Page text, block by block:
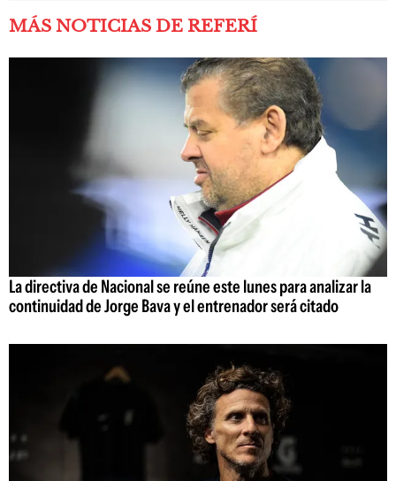
MÁS NOTICIAS DE REFERÍ
La directiva de Nacional se reúne este lunes para analizar la
continuidad de Jorge Bava y el entrenador será citado